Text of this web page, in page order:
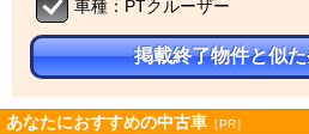
車種：PTクルーザー
掲載終了物件と似
あなたにおすすめの中古車 ［PR］